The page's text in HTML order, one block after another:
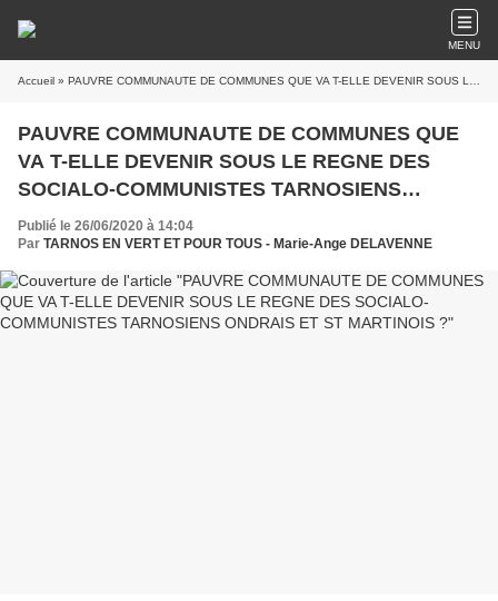
MENU
Accueil » PAUVRE COMMUNAUTE DE COMMUNES QUE VA T-ELLE DEVENIR SOUS LE REGNE DES SOCIALO-COMMUNISTES TARNOSIENS ONDRAIS ET ST MARTINOIS ?
PAUVRE COMMUNAUTE DE COMMUNES QUE
VA T-ELLE DEVENIR SOUS LE REGNE DES
SOCIALO-COMMUNISTES TARNOSIENS
ONDRAIS ET ST MARTINOIS ?
Publié le 26/06/2020 à 14:04
Par TARNOS EN VERT ET POUR TOUS - Marie-Ange DELAVENNE